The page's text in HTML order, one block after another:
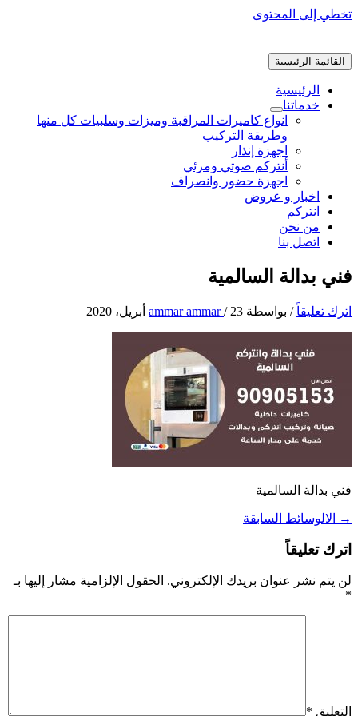
تخطي إلى المحتوى
القائمة الرئيسية
الرئيسية
خدماتنا
انواع كاميرات المراقبة وميزات وسلبيات كل منها
وطريقة التركيب
اجهزة إنذار
أنتركم صوتي ومرئي
اجهزة حضور وانصراف
اخبار و عروض
انتركم
من نحن
اتصل بنا
فني بدالة السالمية
اترك تعليقاً / بواسطة ammar ammar/ 23 أبريل، 2020
فني بدالة السالمية
→ الالوسائط السابقة
اترك تعليقاً
لن يتم نشر عنوان بريدك الإلكتروني. الحقول الإلزامية مشار إليها بـ
*
التعليق *